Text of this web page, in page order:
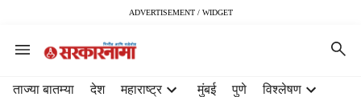
ADVERTISEMENT / WIDGET
ताज्या बातम्या देश महाराष्ट्र मुंबई पुणे विश्लेषण